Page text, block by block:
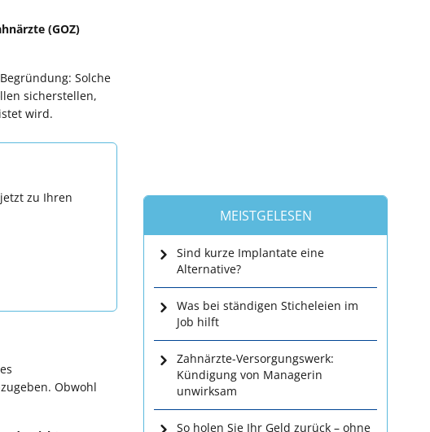
(GOZ)
Solche
sicherstellen,
wird.
zu Ihren
Obwohl
MEISTGELESEN
Sind kurze Implantate eine
Alternative?
Was bei ständigen Sticheleien im
Job hilft
Zahnärzte-Versorgungswerk:
Kündigung von Managerin
unwirksam
So holen Sie Ihr Geld zurück – ohne